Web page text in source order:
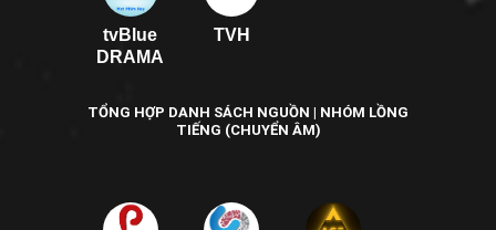
tvBlue
DRAMA
TVH
TỔNG HỢP DANH SÁCH NGUỒN | NHÓM LỒNG
TIẾNG (CHUYỂN ÂM)